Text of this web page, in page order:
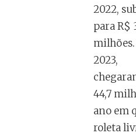
2022,
para R$
2023,
44,7
ano em
roleta